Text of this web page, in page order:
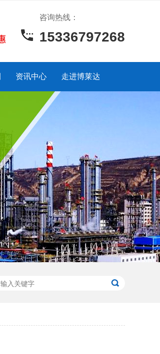
咨询热线：
15336797268
资讯中心 走进博莱达